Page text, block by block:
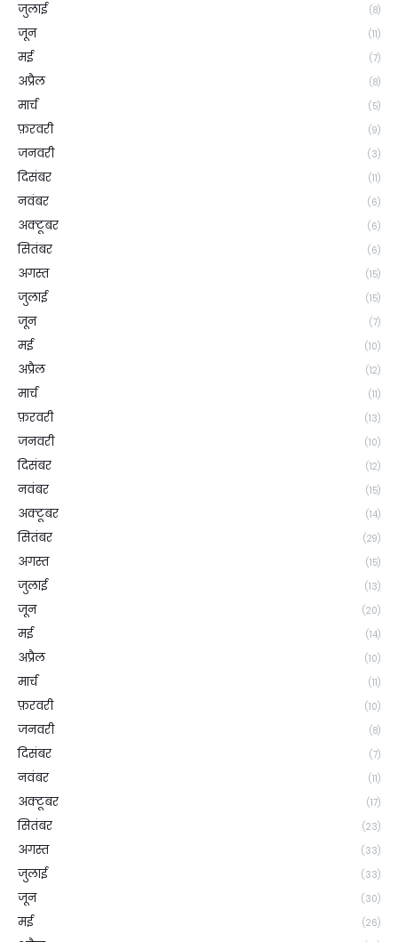
जुलाई (8)
जून (11)
मई (7)
अप्रैल (8)
मार्च (5)
फ़रवरी (9)
जनवरी (3)
दिसंबर (11)
नवंबर (6)
अक्टूबर (6)
सितंबर (6)
अगस्त (15)
जुलाई (15)
जून (7)
मई (10)
अप्रैल (12)
मार्च (11)
फ़रवरी (13)
जनवरी (10)
दिसंबर (12)
नवंबर (15)
अक्टूबर (14)
सितंबर (29)
अगस्त (15)
जुलाई (13)
जून (20)
मई (14)
अप्रैल (10)
मार्च (11)
फ़रवरी (10)
जनवरी (8)
दिसंबर (7)
नवंबर (11)
अक्टूबर (17)
सितंबर (23)
अगस्त (33)
जुलाई (33)
जून (30)
मई (26)